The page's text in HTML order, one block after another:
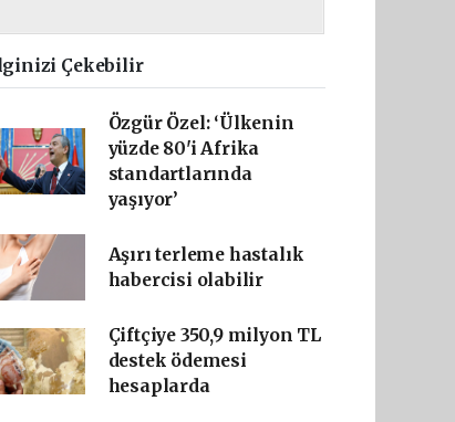
Çekebilir
Özgür Özel: ‘Ülkenin
yüzde 80'i Afrika
standartlarında
yaşıyor’
Aşırı terleme hastalık
habercisi olabilir
Çiftçiye 350,9 milyon TL
destek ödemesi
hesaplarda